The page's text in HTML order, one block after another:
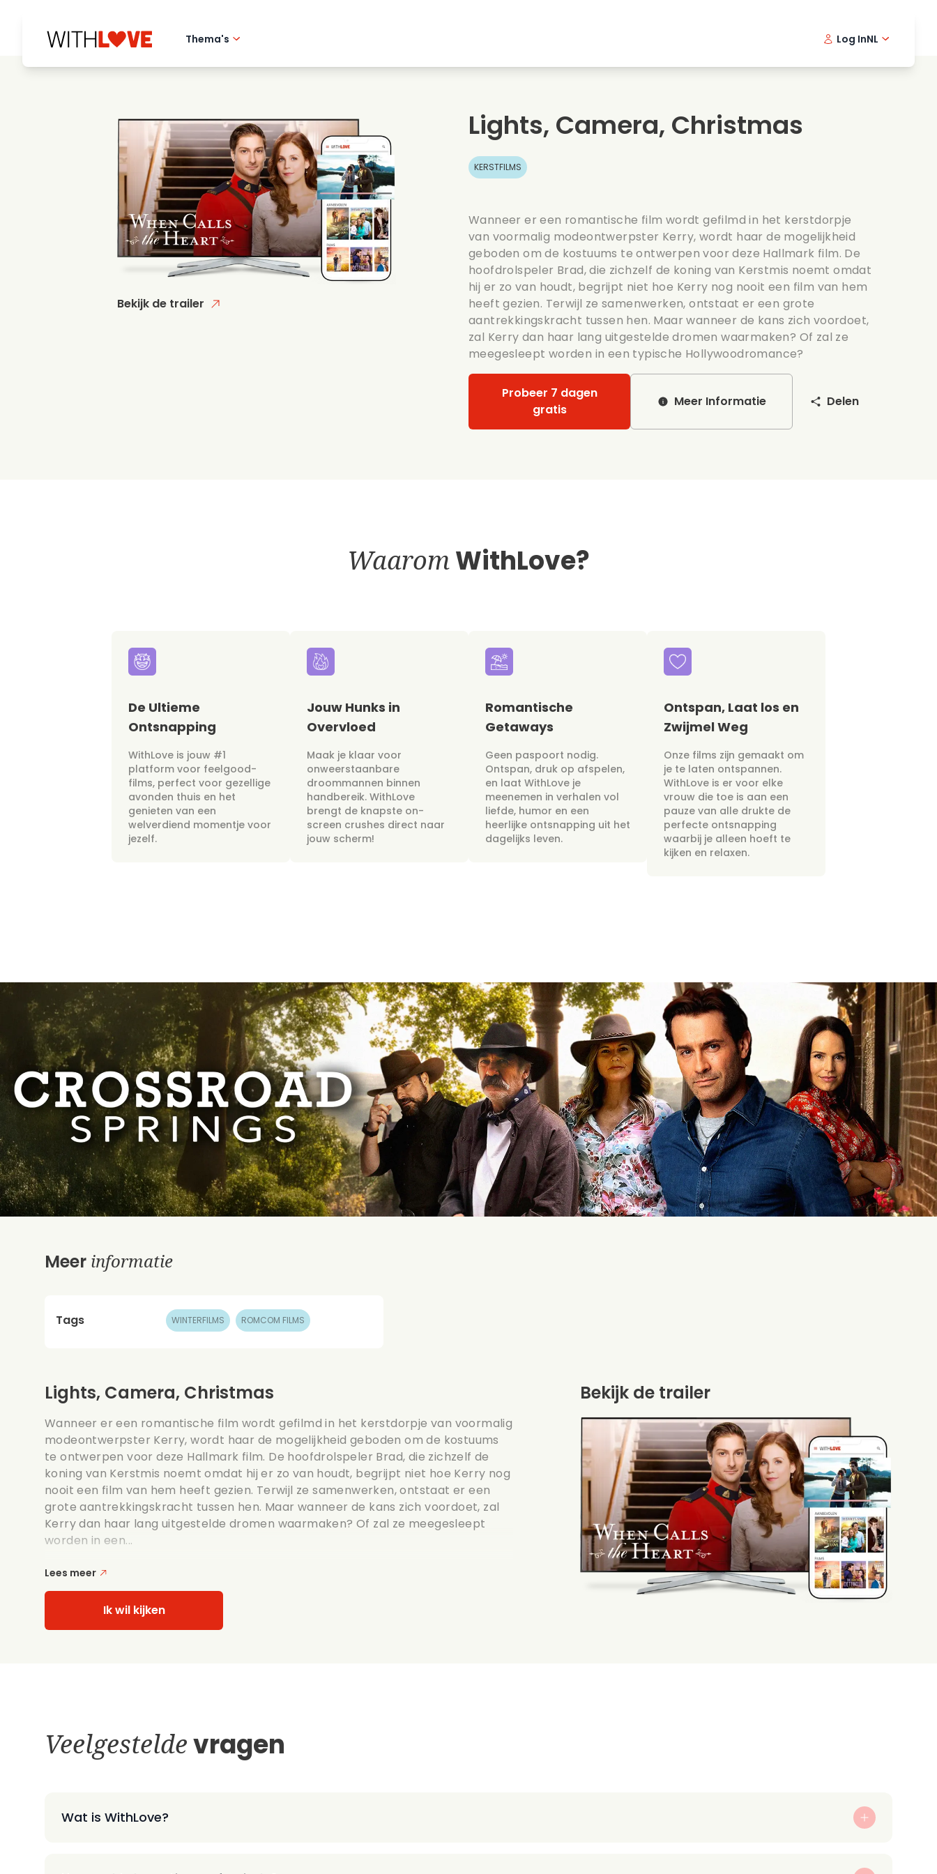
Thema's
Mysteries
Zomerse films
Date films
Romantische series
Bruiloft
Log InNL
Bekijk de trailer
Lights, Camera, Christmas
KERSTFILMS
Wanneer er een romantische film wordt gefilmd in het kerstdorpje
van voormalig modeontwerpster Kerry, wordt haar de mogelijkheid
geboden om de kostuums te ontwerpen voor deze Hallmark film. De
hoofdrolspeler Brad, die zichzelf de koning van Kerstmis noemt omdat
hij er zo van houdt, begrijpt niet hoe Kerry nog nooit een film van hem
heeft gezien. Terwijl ze samenwerken, ontstaat er een grote
aantrekkingskracht tussen hen. Maar wanneer de kans zich voordoet,
zal Kerry dan haar lang uitgestelde dromen waarmaken? Of zal ze
meegesleept worden in een typische Hollywoodromance?
Probeer 7 dagen
gratis
Meer Informatie Delen
WaaromWithLove?
De Ultieme
Ontsnapping
WithLove is jouw #1
platform voor feelgood-
films, perfect voor gezellige
avonden thuis en het
genieten van een
welverdiend momentje voor
jezelf.
Jouw Hunks in
Overvloed
Maak je klaar voor
onweerstaanbare
droommannen binnen
handbereik. WithLove
brengt de knapste on-
screen crushes direct naar
jouw scherm!
Romantische
Getaways
Geen paspoort nodig.
Ontspan, druk op afspelen,
en laat WithLove je
meenemen in verhalen vol
liefde, humor en een
heerlijke ontsnapping uit het
dagelijks leven.
Ontspan, Laat los en
Zwijmel Weg
Onze films zijn gemaakt om
je te laten ontspannen.
WithLove is er voor elke
vrouw die toe is aan een
pauze van alle drukte de
perfecte ontsnapping
waarbij je alleen hoeft te
kijken en relaxen.
Meer informatie
Tags WINTERFILMS ROMCOM FILMS
Lights, Camera, Christmas
Wanneer er een romantische film wordt gefilmd in het kerstdorpje van voormalig
modeontwerpster Kerry, wordt haar de mogelijkheid geboden om de kostuums
te ontwerpen voor deze Hallmark film. De hoofdrolspeler Brad, die zichzelf de
koning van Kerstmis noemt omdat hij er zo van houdt, begrijpt niet hoe Kerry nog
nooit een film van hem heeft gezien. Terwijl ze samenwerken, ontstaat er een
grote aantrekkingskracht tussen hen. Maar wanneer de kans zich voordoet, zal
Kerry dan haar lang uitgestelde dromen waarmaken? Of zal ze meegesleept
worden in een...
Lees meer
Ik wil kijken
Bekijk de trailer
Veelgesteldevragen
Wat is WithLove?